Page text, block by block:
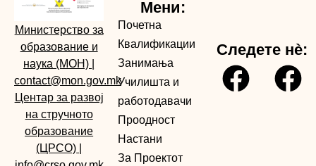
Министерство за
образование и
наука (МОН)
contact@mon.gov.mk
Центар за развој
на стручното
образование
(ЦРСО)
Мени:
Почетна
Квалификации
Занимања
Училишта и
работодавачи
Проодност
Настани
За Проектот
Следете нè: